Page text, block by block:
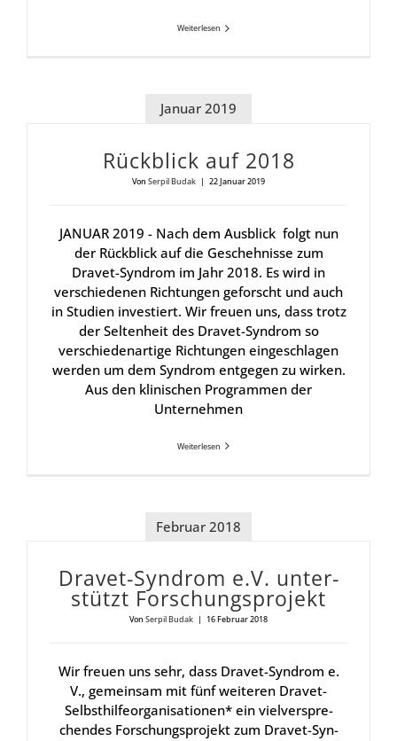
Weiterlesen
Januar 2019
Rück­blick auf 2018
Von Serpil Budak | 22 Januar 2019
JANUAR 2019 - Nach dem Ausblick folgt nun
der Rückblick auf die Geschehnisse zum
Dravet-Syndrom im Jahr 2018. Es wird in
verschiedenen Richtungen geforscht und auch
in Studien investiert. Wir freuen uns, dass trotz
der Seltenheit des Dravet-Syndrom so
verschiedenartige Richtungen eingeschlagen
werden um dem Syndrom entgegen zu wirken.
Aus den klinischen Programmen der
Unternehmen
Weiterlesen
Februar 2018
Dra­vet-Syn­drom e.V. unter­
stützt For­schungs­pro­jekt
Von Serpil Budak | 16 Februar 2018
Wir freu­en uns sehr, dass Dra­vet-Syn­drom e.
V., gemein­sam mit fünf wei­te­ren Dra­vet-
Selbst­hil­fe­or­ga­ni­sa­tio­nen* ein viel­ver­spre­
chen­des For­schungs­pro­jekt zum Dra­vet-Syn­